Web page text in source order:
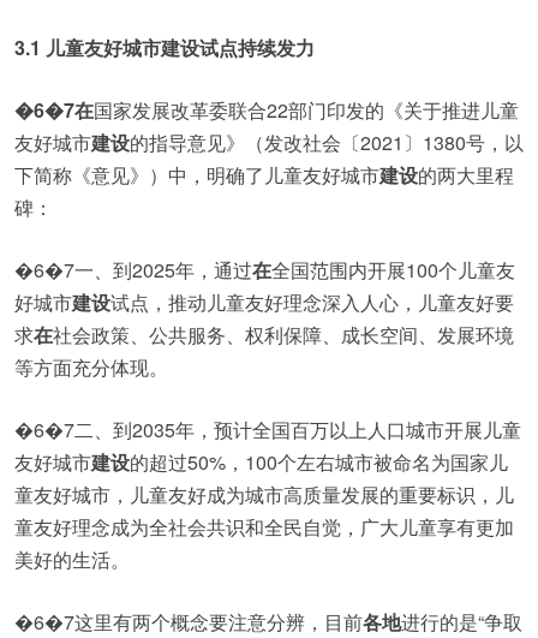
3.1 儿童友好城市建设试点持续发力
�6�7在国家发展改革委联合22部门印发的《关于推进儿童
友好城市建设的指导意见》（发改社会〔2021〕1380号，以
下简称《意见》）中，明确了儿童友好城市建设的两大里程
碑：
�6�7一、到2025年，通过在全国范围内开展100个儿童友
好城市建设试点，推动儿童友好理念深入人心，儿童友好要
求在社会政策、公共服务、权利保障、成长空间、发展环境
等方面充分体现。
�6�7二、到2035年，预计全国百万以上人口城市开展儿童
友好城市建设的超过50%，100个左右城市被命名为国家儿
童友好城市，儿童友好成为城市高质量发展的重要标识，儿
童友好理念成为全社会共识和全民自觉，广大儿童享有更加
美好的生活。
�6�7这里有两个概念要注意分辨，目前各地进行的是“争取